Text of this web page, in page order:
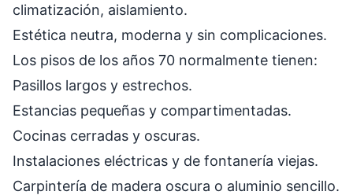
climatización, aislamiento.
Estética neutra, moderna y sin complicaciones.
Los pisos de los años 70 normalmente tienen:
Pasillos largos y estrechos.
Estancias pequeñas y compartimentadas.
Cocinas cerradas y oscuras.
Instalaciones eléctricas y de fontanería viejas.
Carpintería de madera oscura o aluminio sencillo.